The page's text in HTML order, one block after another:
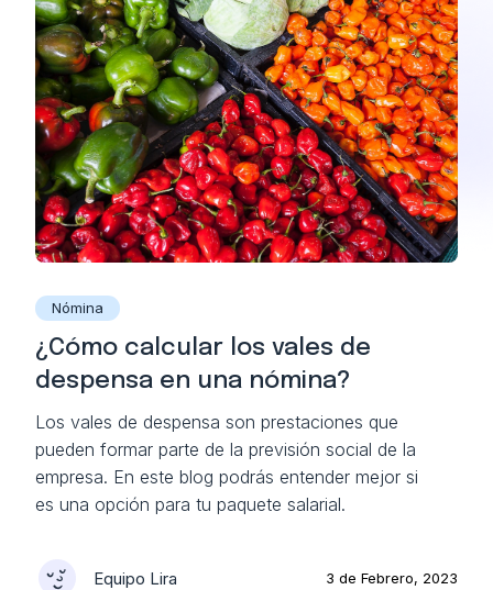
Nómina
¿Cómo calcular los vales de
despensa en una nómina?
Los vales de despensa son prestaciones que
pueden formar parte de la previsión social de la
empresa. En este blog podrás entender mejor si
es una opción para tu paquete salarial.
Equipo Lira 3 de Febrero, 2023